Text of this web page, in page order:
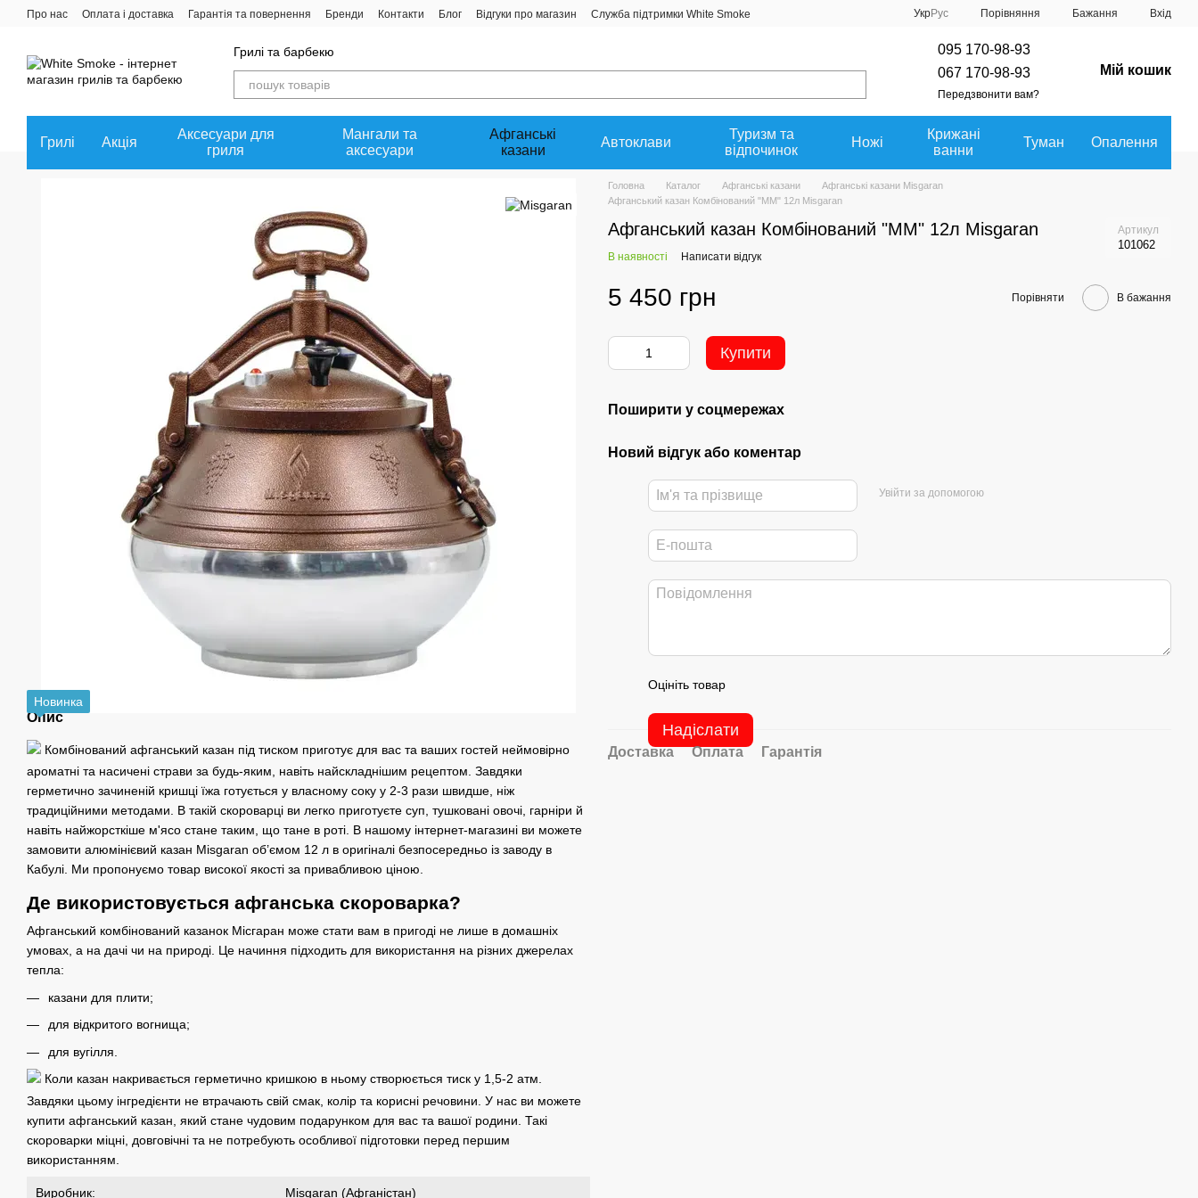
Перейти до основного контенту
Про нас Оплата і доставка Гарантія та повернення Бренди Контакти Блог Відгуки про магазин
Служба підтримки White Smoke
УкрРус Порівняння Бажання Вхід
Грилі та барбекю
095 170-98-93
067 170-98-93
Передзвонити вам?
Мій кошик
Грилі Акція
Аксесуари для
гриля
Мангали та
аксесуари
Афганські
казани
Автоклави
Туризм та
відпочинок
Ножі
Крижані
ванни
Туман Опалення
Новинка
Опис
Комбінований афганський казан під тиском приготує для вас та ваших гостей неймовірно
ароматні та насичені страви за будь-яким, навіть найскладнішим рецептом. Завдяки
герметично зачиненій кришці їжа готується у власному соку у 2-3 рази швидше, ніж
традиційними методами. В такій скороварці ви легко приготуєте суп, тушковані овочі, гарніри й
навіть найжорсткіше м'ясо стане таким, що тане в роті. В нашому інтернет-магазині ви можете
замовити алюмінієвий казан Misgaran об’ємом 12 л в оригіналі безпосередньо із заводу в
Кабулі. Ми пропонуємо товар високої якості за привабливою ціною.
Де використовується афганська скороварка?
Афганський комбінований казанок Місгаран може стати вам в пригоді не лише в домашніх
умовах, а на дачі чи на природі. Це начиння підходить для використання на різних джерелах
тепла:
казани для плити;
для відкритого вогнища;
для вугілля.
Коли казан накривається герметично кришкою в ньому створюється тиск у 1,5-2 атм.
Завдяки цьому інгредієнти не втрачають свій смак, колір та корисні речовини. У нас ви можете
купити афганський казан, який стане чудовим подарунком для вас та вашої родини. Такі
скороварки міцні, довговічні та не потребують особливої підготовки перед першим
використанням.
Виробник: Misgaran (Афганістан)
Головна Каталог Афганські казани
Афганські казани Misgaran
Афганський казан Комбінований "ММ" 12л Misgaran
Афганський казан Комбінований "ММ" 12л Misgaran Артикул
101062
В наявності Написати відгук
5 450 грн Порівняти В бажання
Купити
Поширити у соцмережах
Новий відгук або коментар
Увійти за допомогою
Оцініть товар
Надіслати
Доставка Оплата Гарантія